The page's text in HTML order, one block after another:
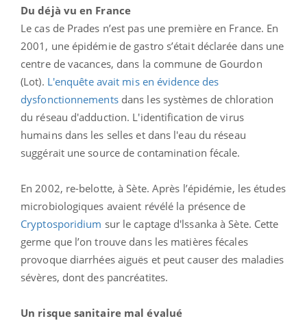
Du déjà vu en France
Le cas de Prades n’est pas une première en France. En
2001, une épidémie de gastro s’était déclarée dans une
centre de vacances, dans la commune de Gourdon
(Lot). L'enquête avait mis en évidence des
dysfonctionnementsdans les systèmes de chloration
du réseau d'adduction. L'identification de virus
humains dans les selles et dans l'eau du réseau
suggérait une source de contamination fécale.
En 2002, re-belotte, à Sète. Après l’épidémie, les études
microbiologiques avaient révélé la présence de
Cryptosporidium sur le captage d'lssanka à Sète. Cette
germe que l’on trouve dans les matières fécales
provoque diarrhées aiguës et peut causer des maladies
sévères, dont des pancréatites.
Un risque sanitaire mal évalué